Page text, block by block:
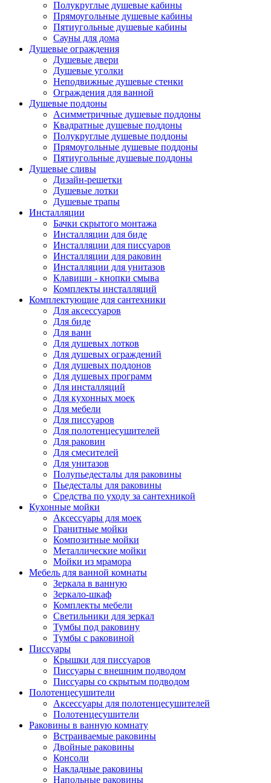
Полукруглые душевые кабины
Прямоугольные душевые кабины
Пятиугольные душевые кабины
Сауны для дома
Душевые ограждения
Душевые двери
Душевые уголки
Неподвижные душевые стенки
Ограждения для ванной
Душевые поддоны
Асимметричные душевые поддоны
Квадратные душевые поддоны
Полукруглые душевые поддоны
Прямоугольные душевые поддоны
Пятиугольные душевые поддоны
Душевые сливы
Дизайн-решетки
Душевые лотки
Душевые трапы
Инсталляции
Бачки скрытого монтажа
Инсталляции для биде
Инсталляции для писсуаров
Инсталляции для раковин
Инсталляции для унитазов
Клавиши - кнопки смыва
Комплекты инсталляций
Комплектующие для сантехники
Для аксессуаров
Для биде
Для ванн
Для душевых лотков
Для душевых ограждений
Для душевых поддонов
Для душевых программ
Для инсталляций
Для кухонных моек
Для мебели
Для писсуаров
Для полотенцесушителей
Для раковин
Для смесителей
Для унитазов
Полупьедесталы для раковины
Пьедесталы для раковины
Средства по уходу за сантехникой
Кухонные мойки
Аксессуары для моек
Гранитные мойки
Композитные мойки
Металлические мойки
Мойки из мрамора
Мебель для ванной комнаты
Зеркала в ванную
Зеркало-шкаф
Комплекты мебели
Светильники для зеркал
Тумбы под раковину
Тумбы с раковиной
Писсуары
Крышки для писсуаров
Писсуары с внешним подводом
Писсуары со скрытым подводом
Полотенцесушители
Аксессуары для полотенцесушителей
Полотенцесушители
Раковины в ванную комнату
Встраиваемые раковины
Двойные раковины
Консоли
Накладные раковины
Напольные раковины